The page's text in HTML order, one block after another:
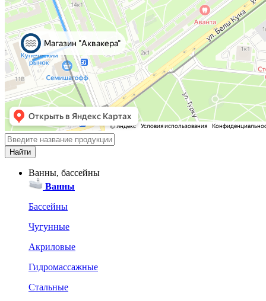
Ванны, бассейны
Ванны
Бассейны
Чугунные
Акриловые
Гидромассажные
Стальные